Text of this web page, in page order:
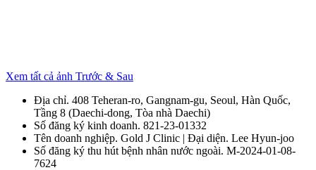
Xem tất cả ảnh Trước & Sau
Địa chỉ. 408 Teheran-ro, Gangnam-gu, Seoul, Hàn Quốc,
Tầng 8 (Daechi-dong, Tòa nhà Daechi)
Số đăng ký kinh doanh. 821-23-01332
Tên doanh nghiệp. Gold J Clinic | Đại diện. Lee Hyun-joo
Số đăng ký thu hút bệnh nhân nước ngoài. M-2024-01-08-
7624